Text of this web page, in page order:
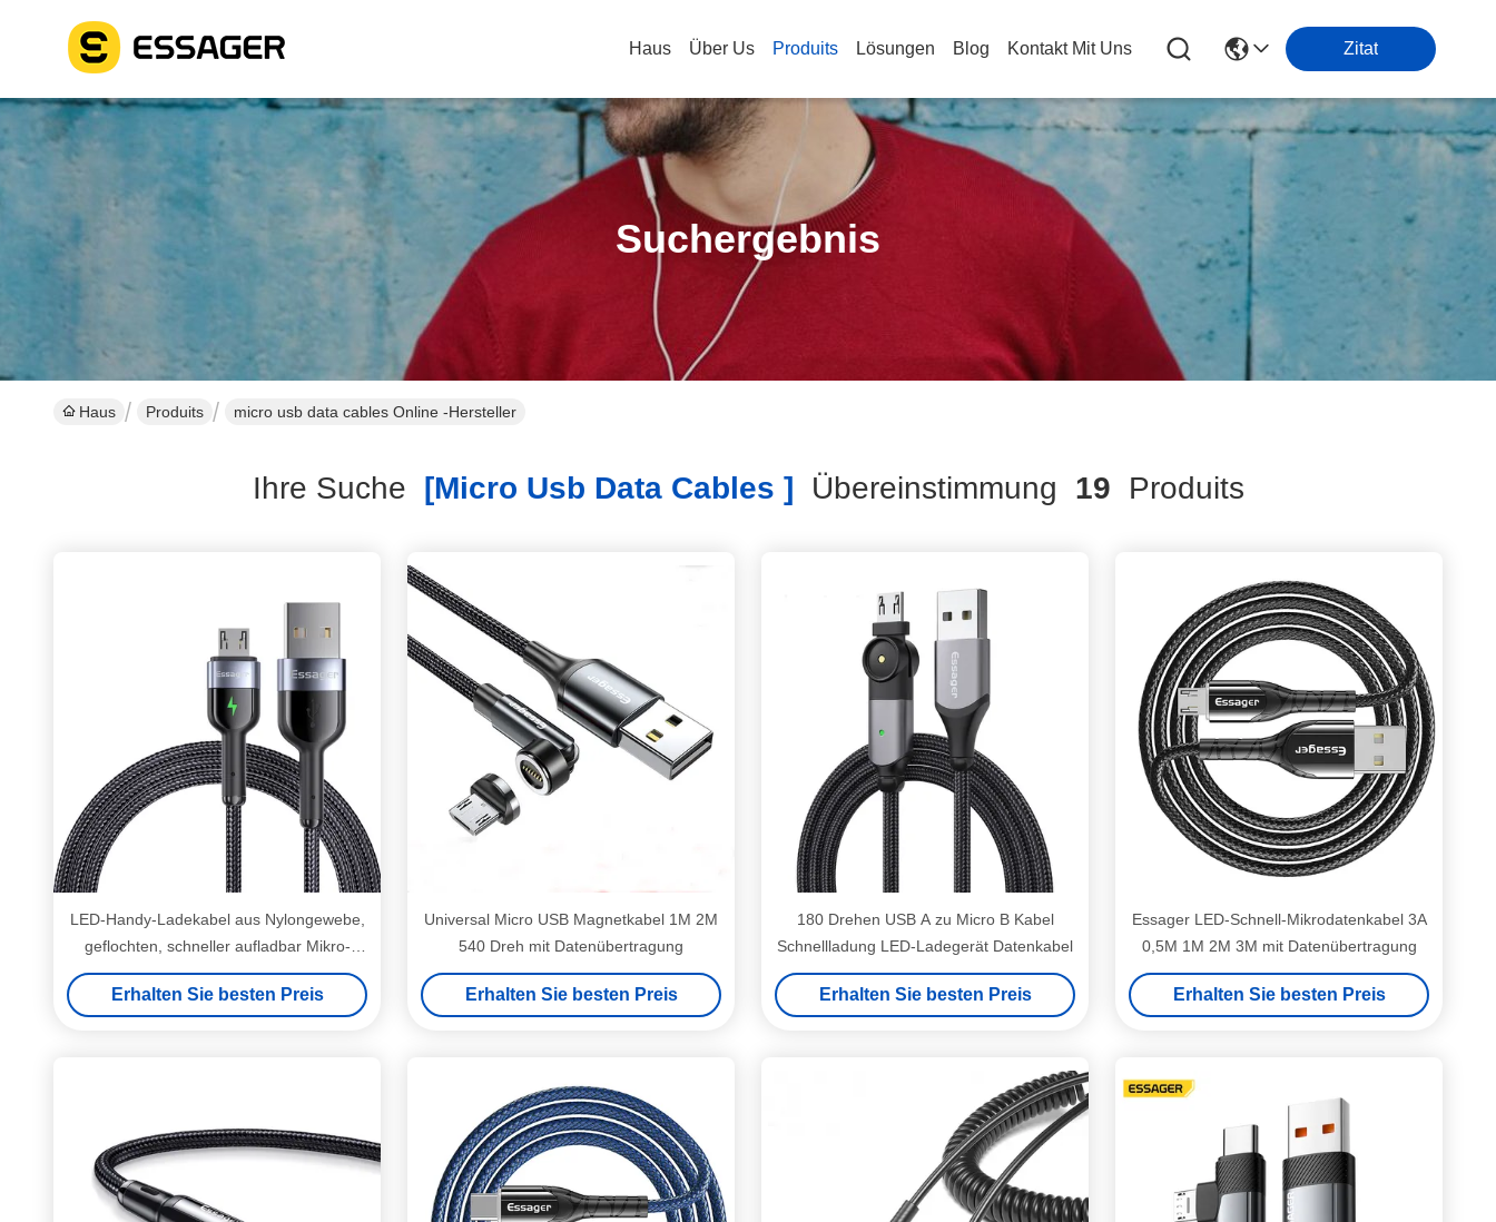
Haus Über Us Produits Lösungen Blog Kontakt Mit Uns Zitat
Suchergebnis
Haus Produits micro usb data cables Online -Hersteller
Ihre Suche [micro Usb Data Cables ] Übereinstimmung 19 Produits
LED-Handy-Ladekabel aus Nylongewebe,
geflochten, schneller aufladbar Mikro-
USB-Datenkabel 0,5 M 1 M 2 M
Erhalten Sie besten Preis
Universal Micro USB Magnetkabel 1M 2M
540 Dreh mit Datenübertragung
Erhalten Sie besten Preis
180 Drehen USB A zu Micro B Kabel
Schnellladung LED-Ladegerät Datenkabel
Erhalten Sie besten Preis
Essager LED-Schnell-Mikrodatenkabel 3A
0,5M 1M 2M 3M mit Datenübertragung
Erhalten Sie besten Preis